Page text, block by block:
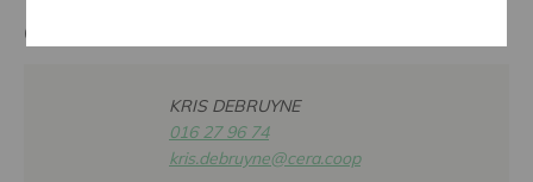
Cera contact
KRIS DEBRUYNE
016 27 96 74
kris.debruyne@cera.coop